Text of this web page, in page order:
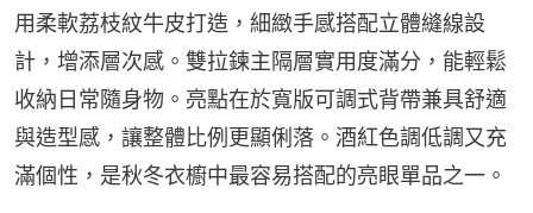
用柔軟荔枝紋牛皮打造，細緻手感搭配立體縫線設
計，增添層次感。雙拉鍊主隔層實用度滿分，能輕鬆
收納日常隨身物。亮點在於寬版可調式背帶兼具舒適
與造型感，讓整體比例更顯俐落。酒紅色調低調又充
滿個性，是秋冬衣櫥中最容易搭配的亮眼單品之一。